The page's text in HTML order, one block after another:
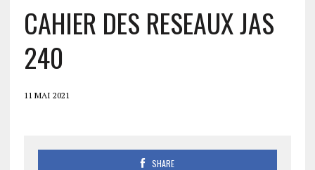
CAHIER DES RESEAUX JAS
240
11 MAI 2021
SHARE